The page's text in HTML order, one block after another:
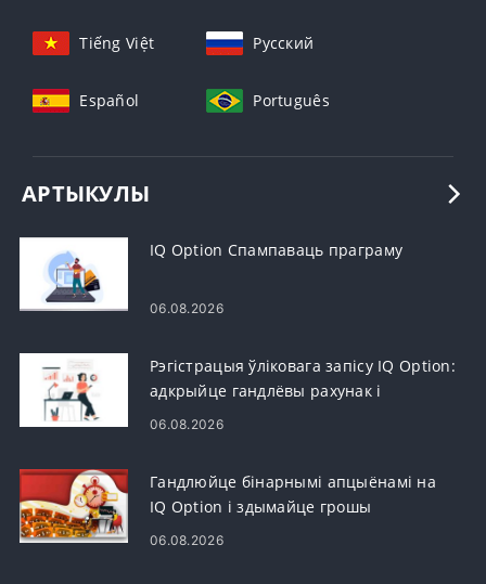
Tiếng Việt Русский
Español Português
АРТЫКУЛЫ
IQ Option Спампаваць праграму
06.08.2026
Рэгістрацыя ўліковага запісу IQ Option:
адкрыйце гандлёвы рахунак і
зарэгіструйцеся
06.08.2026
Гандлюйце бінарнымі апцыёнамі на
IQ Option і здымайце грошы
06.08.2026